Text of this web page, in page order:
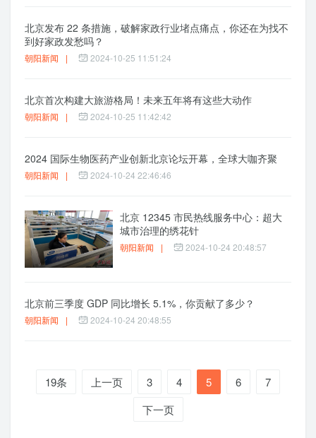
北京发布 22 条措施，破解家政行业堵点痛点，你还在为找不
到好家政发愁吗？
朝阳新闻 | 2024-10-25 11:51:24
北京首次构建大旅游格局！未来五年将有这些大动作
朝阳新闻 | 2024-10-25 11:42:42
2024 国际生物医药产业创新北京论坛开幕，全球大咖齐聚
朝阳新闻 | 2024-10-24 22:46:46
北京 12345 市民热线服务中心：超大
城市治理的绣花针
朝阳新闻 | 2024-10-24 20:48:57
北京前三季度 GDP 同比增长 5.1%，你贡献了多少？
朝阳新闻 | 2024-10-24 20:48:55
19条 上一页 3 4 5 6
7
下一页